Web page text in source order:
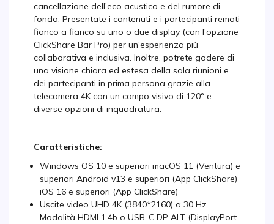
cancellazione dell'eco acustico e del rumore di
fondo. Presentate i contenuti e i partecipanti remoti
fianco a fianco su uno o due display (con l'opzione
ClickShare Bar Pro) per un'esperienza più
collaborativa e inclusiva. Inoltre, potrete godere di
una visione chiara ed estesa della sala riunioni e
dei partecipanti in prima persona grazie alla
telecamera 4K con un campo visivo di 120° e
diverse opzioni di inquadratura.
Caratteristiche:
Windows OS 10 e superiori macOS 11 (Ventura) e
superiori Android v13 e superiori (App ClickShare)
iOS 16 e superiori (App ClickShare)
Uscite video UHD 4K (3840*2160) a 30 Hz.
Modalità HDMI 1.4b o USB-C DP ALT (DisplayPort